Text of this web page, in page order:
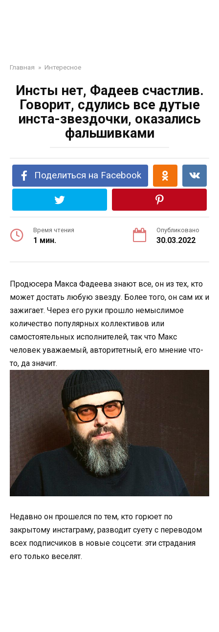
Главная » Интересное
Инсты нет, Фадеев счастлив.
Говорит, сдулись все дутые
инста-звездочки, оказались
фальшивками
Поделиться на Facebook
Время чтения
1 мин.
Опубликовано
30.03.2022
Продюсера Макса Фадеева знают все, он из тех, кто
может достать любую звезду. Более того, он сам их и
зажигает. Через его руки прошло немыслимое
количество популярных коллективов или
самостоятельных исполнителей, так что Макс
человек уважаемый, авторитетный, его мнение что-
то, да значит.
Недавно он прошелся по тем, кто горюет по
закрытому инстаграму, разводит суету с переводом
всех подписчиков в новые соцсети: эти страдания
его только веселят.